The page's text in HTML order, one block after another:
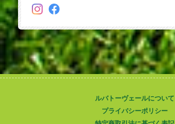
ルバトーヴェールについて
プライバシーポリシー